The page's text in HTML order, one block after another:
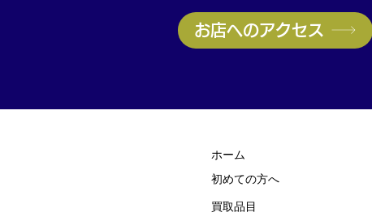
お店へのアクセス
ホーム
初めての方​へ
買取品目